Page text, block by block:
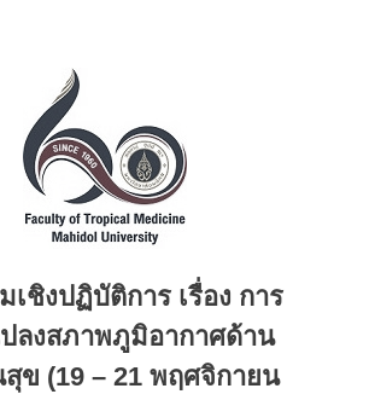
เชิงปฏิบัติการ เรื่อง การ
ลงสภาพภูมิอากาศด้าน
ข (19 – 21 พฤศจิกายน